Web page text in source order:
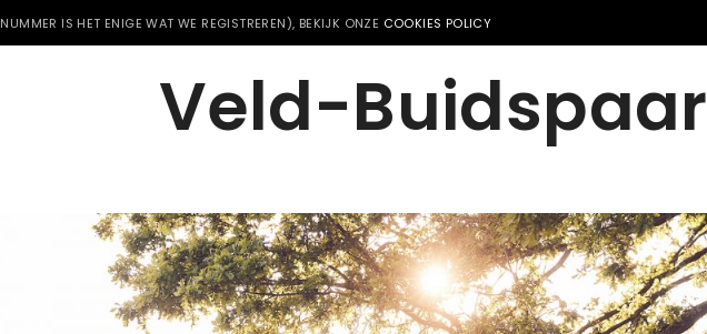
Veld-Buidspaar
IS HET ENIGE WAT WE REGISTREREN), BEKIJK ONZE COOKIES POLICY